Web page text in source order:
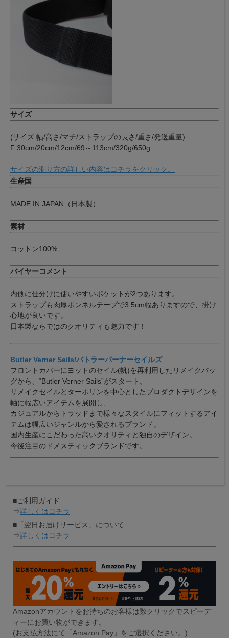
サイズ
(サイズ:幅/高さ/マチ/ストラップの長さ/重さ/発送重量)
F:30cm/20cm/12cm/69～113cm/320g/650g
サイズの測り方の詳しい内容はコチラをクリック。
生産国
MADE IN JAPAN（日本製）
素材
コットン100%
バイヤーコメント
内側に仕分けに使いやすいポケットが2つあります。
ストラップも肉厚ボンネルテープで3.5cm幅ありますので、掛け
心地が良いです。
日本製ならではのクオリティも魅力です！
Butler Verner Sails/バトラーバーナーセイルズ
フロントカバーにヨットのセイル(帆)を再利用したリメイクバッ
グから、“Butler Verner Sails”がスタート。
リメイクセイルとターポリンを中心としたプロダクトデザインを
軸に幅広いアイテムを展開し、
カジュアルからトラッドまで様々なスタイルにフィットするアイ
テムは幅広いジャンルから愛されるブランド。
国内生産にこだわった高いクオリティと独自のデザイン。
今後注目のドメスティックブランドです。
■ご利用ガイド
⇒詳しくはコチラ
■「翌日お届けサービス」について
⇒詳しくはコチラ
Amazonアカウントをお持ちのお客様は数クリックでスピーデ
ィーにお買い物ができます。
(お支払方法にて「Amazon Pay」をご選択ください。)